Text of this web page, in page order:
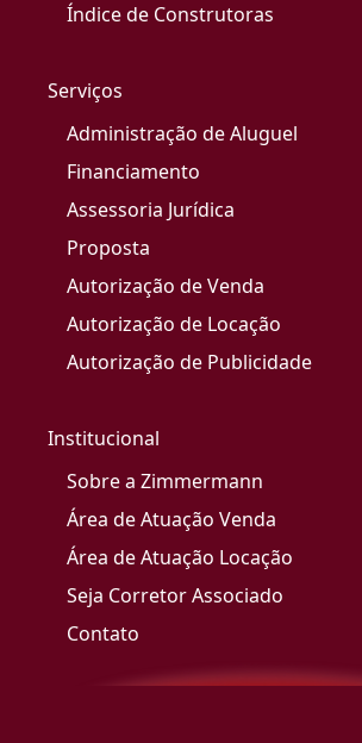
Índice de Construtoras
Serviços
Administração de Aluguel
Financiamento
Assessoria Jurídica
Proposta
Autorização de Venda
Autorização de Locação
Autorização de Publicidade
Institucional
Sobre a Zimmermann
Área de Atuação Venda
Área de Atuação Locação
Seja Corretor Associado
Contato